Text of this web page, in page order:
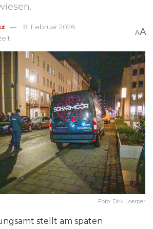
8. Februar 2026
AA
Foto: Dirk Loerper
stellt am späten